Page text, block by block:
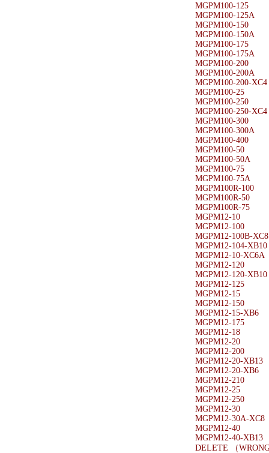
MGPM100-125
MGPM100-125A
MGPM100-150
MGPM100-150A
MGPM100-175
MGPM100-175A
MGPM100-200
MGPM100-200A
MGPM100-200-XC4
MGPM100-25
MGPM100-250
MGPM100-250-XC4
MGPM100-300
MGPM100-300A
MGPM100-400
MGPM100-50
MGPM100-50A
MGPM100-75
MGPM100-75A
MGPM100R-100
MGPM100R-50
MGPM100R-75
MGPM12-10
MGPM12-100
MGPM12-100B-XC8
MGPM12-104-XB10
MGPM12-10-XC6A
MGPM12-120
MGPM12-120-XB10
MGPM12-125
MGPM12-15
MGPM12-150
MGPM12-15-XB6
MGPM12-175
MGPM12-18
MGPM12-20
MGPM12-200
MGPM12-20-XB13
MGPM12-20-XB6
MGPM12-210
MGPM12-25
MGPM12-250
MGPM12-30
MGPM12-30A-XC8
MGPM12-40
MGPM12-40-XB13
DELETE （